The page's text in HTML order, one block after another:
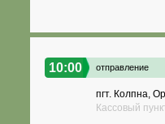
10:00 отправление
пгт. Колпна,
Кассовый